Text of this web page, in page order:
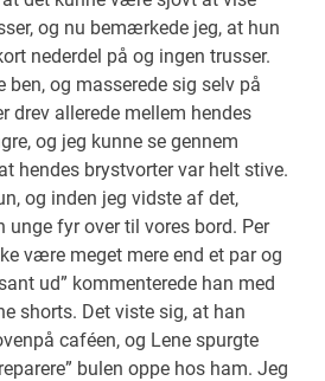
og nu bemærkede jeg, at hun
nederdel på og ingen trusser.
ben, og masserede sig selv på
drev allerede mellem hendes
og jeg kunne se gennem
hendes brystvorter var helt stive.
og inden jeg vidste af det,
unge fyr over til vores bord. Per
være meget mere end et par og
ud” kommenterede han med
shorts. Det viste sig, at han
caféen, og Lene spurgte
bulen oppe hos ham. Jeg